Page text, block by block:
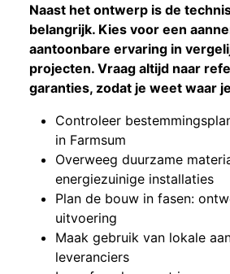
Naast het ontwerp is de
belangrijk. Kies voor een
aantoonbare ervaring in
projecten. Vraag altijd naar
garanties, zodat je weet waar
Controleer
in Farmsum
Overweeg duurzame
energiezuinige installaties
Plan de bouw in fasen:
uitvoering
Maak gebruik van lokale
leveranciers